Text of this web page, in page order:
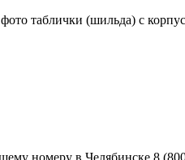
таблички (шильда) с
номеру в Челябинске 8